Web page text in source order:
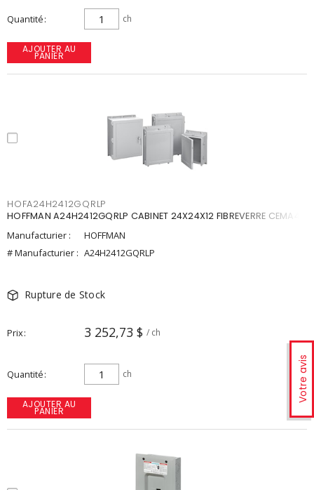
Votre avis
Quantité ch
AJOUTER AU
PANIER
HOFA24H2412GQRLP
HOFFMAN A24H2412GQRLP CABINET 24X24X12 FIBREVERRE CEMA4X
Manufacturier :
HOFFMAN
# Manufacturier : A24H2412GQRLP
Rupture de Stock
Prix 3 252,73 $ / ch
Quantité ch
AJOUTER AU
PANIER